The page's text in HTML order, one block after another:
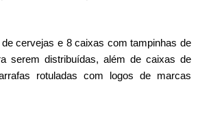
cervejas e 8 caixas com tampinhas de
serem distribuídas, além de caixas de
rotuladas com logos de marcas